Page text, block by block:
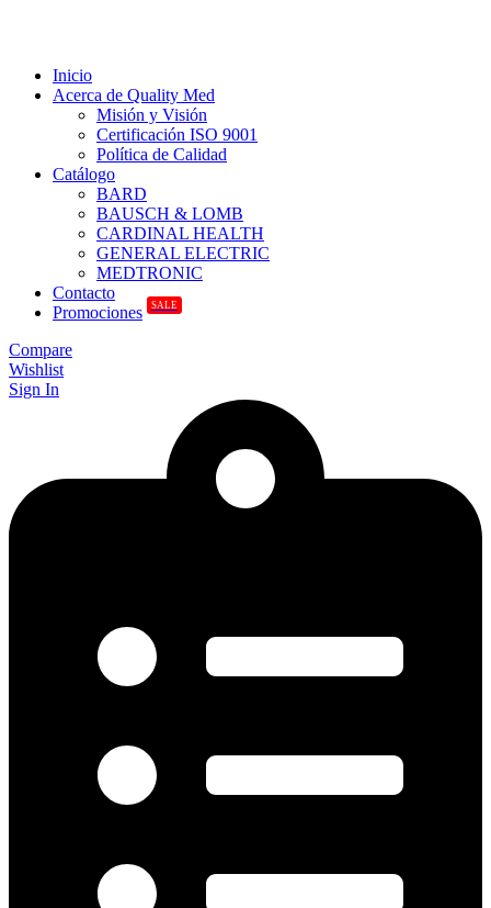
Inicio
Acerca de Quality Med
Misión y Visión
Certificación ISO 9001
Política de Calidad
Catálogo
BARD
BAUSCH & LOMB
CARDINAL HEALTH
GENERAL ELECTRIC
MEDTRONIC
Contacto
Promociones
SALE
Compare
Wishlist
Sign In